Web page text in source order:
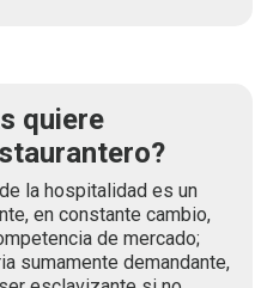
quiere
la hospitalidad es un
en constante cambio,
de mercado;
sumamente demandante,